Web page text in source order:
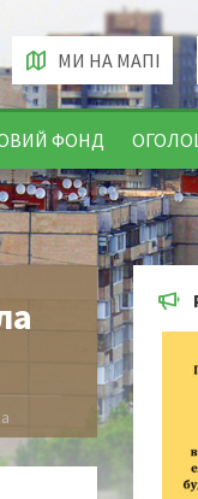
ФОНД
МИ НА МАПІ